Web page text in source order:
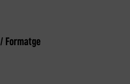
/ Formatge